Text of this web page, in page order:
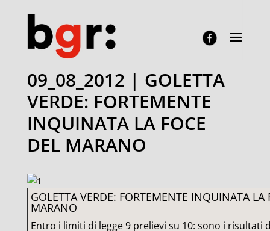
09_08_2012 | GOLETTA
VERDE: FORTEMENTE
INQUINATA LA FOCE
DEL MARANO
GOLETTA VERDE: FORTEMENTE INQUINATA LA
MARANO
Entro i limiti di legge 9 prelievi su 10: sono i risultati